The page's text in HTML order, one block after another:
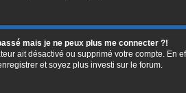
mais je ne peux plus me connecter ?!
ait désactivé ou supprimé votre compte.
et soyez plus investi sur le forum.